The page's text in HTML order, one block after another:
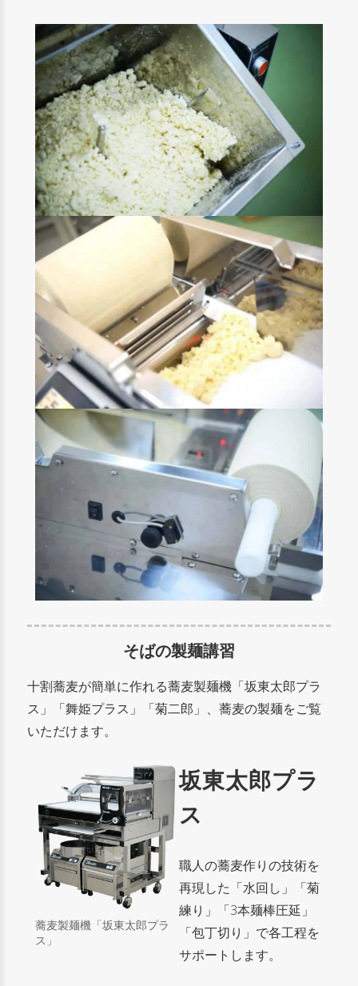
そばの製麺講習
十割蕎麦が簡単に作れる蕎麦製麺機「坂東太郎プラ
ス」「舞姫プラス」「菊二郎」、蕎麦の製麺をご覧
いただけます。
蕎麦製麺機「坂東太郎プラ
ス」
坂東太郎プラ
ス
職人の蕎麦作りの技術を
再現した「水回し」「菊
練り」「3本麺棒圧延」
「包丁切り」で各工程を
サポートします。